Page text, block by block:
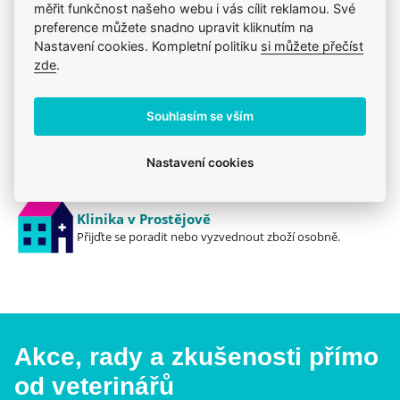
kg.
Nepoužívat u nemocných zvířat (celkové
v rekonvalescenci.
Nepoužívat u králíků. Může dojít k závažné
reakci až úhynu.
Může dojít k předávkování.
Přesně dodržujte vhodnou velikost balení dle
Nežádoucí účinky
Jsme zkušení veterináři
Mazlíčkům pomáháme denně již 20 let.
Vždy odborně poradíme
Pomůžeme s výběrem, výživou i problémem.
Prodáváme to, čemu věříme
Klinika v Prostějově
Přijďte se poradit nebo vyzvednout zboží osobně.
Akce, rady a zkušenosti přímo
od veterinářů
měřit funkčnost našeho webu i vás cílit reklamou. Své
preference můžete snadno upravit kliknutím na
Nastavení cookies. Kompletní politiku si můžete přečíst
zde.
Souhlasím se vším
Nastavení cookies